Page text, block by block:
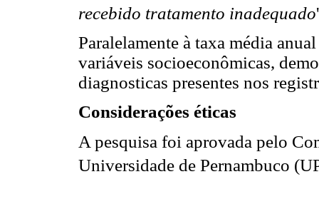
recebido tratamento inadequado
Paralelamente à taxa média
variáveis socioeconômicas,
diagnosticas presentes nos
Considerações éticas
A pesquisa foi aprovada pelo
Universidade de Pernambuco